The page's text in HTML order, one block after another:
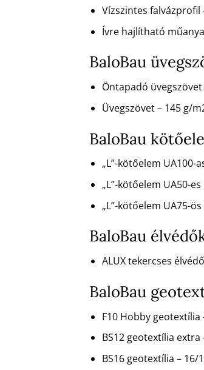
Vízszintes falvázprofil
Ívre hajlítható
BaloBau
Öntapadó
Üvegszövet – 145 g/
BaloBau
„L”-kötőelem
„L”-kötőelem UA50-
„L”-kötőelem UA75-
BaloBau
ALUX tekercses
BaloBau
F10 Hobby
BS12 geotextília extra
BS16 geotextília – 16/